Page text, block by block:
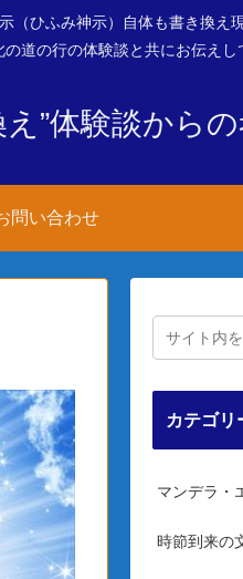
ひふみ神示）自体も書き換え
道の行の体験談と共にお伝えし
”体験談から
問い合わせ
カテゴリ
マンデラ・
時節到来の